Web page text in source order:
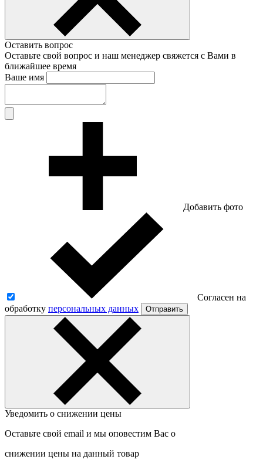
Оставить вопрос
Оставьте свой вопрос и наш менеджер свяжется с Вами в
ближайшее время
Ваше имя
Добавить фото
Согласен на
обработку персональных данных Отправить
Уведомить о снижении цены
Оставьте свой email и мы оповестим Вас о
снижении цены на данный товар